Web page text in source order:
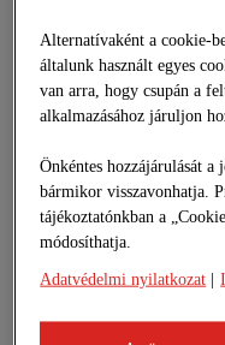
Aszfaltrecycling
Varratremix
Mobiltörő
TELJESÍTMÉNY-
Alternatívaként a cookie-
általunk használt egyes
van arra, hogy csupán a
alkalmazásához járuljon
Önkéntes hozzájárulását a
bármikor visszavonhatja.
tájékoztatónkban a
módosíthatja.
Adatvédelmi nyilatkozat